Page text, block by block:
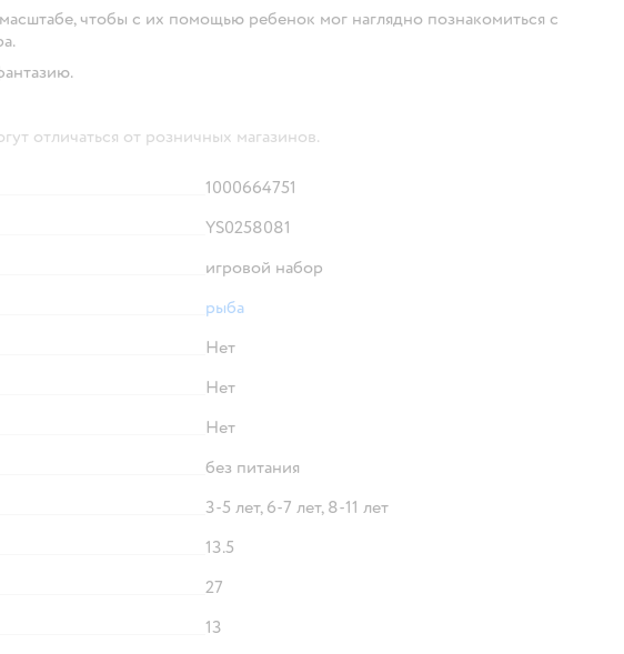
чтобы с их помощью ребенок мог наглядно познакомиться с
отличаться от розничных магазинов.
1000664751
YS0258081
игровой набор
рыба
Нет
Нет
Нет
без питания
3-5 лет, 6-7 лет, 8-11 лет
13.5
27
13